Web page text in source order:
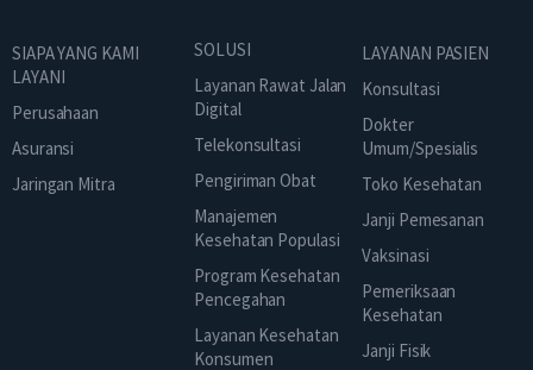
SIAPA YANG KAMI
LAYANI
Perusahaan
Asuransi
Jaringan Mitra
SOLUSI
Layanan Rawat Jalan
Digital
Telekonsultasi
Pengiriman Obat
Manajemen
Kesehatan Populasi
Program Kesehatan
Pencegahan
Layanan Kesehatan
Konsumen
LAYANAN PASIEN
Konsultasi
Dokter
Umum/Spesialis
Toko Kesehatan
Janji Pemesanan
Vaksinasi
Pemeriksaan
Kesehatan
Janji Fisik